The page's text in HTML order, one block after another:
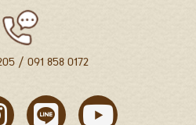
/ 091 858 0172